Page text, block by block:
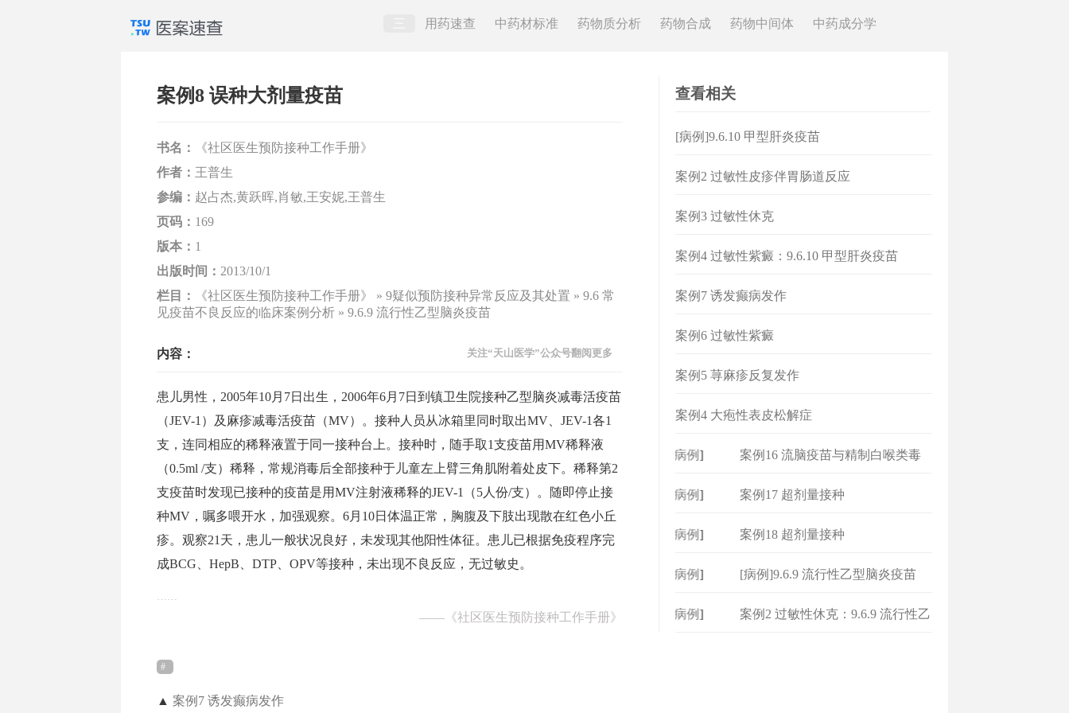
用药速查 中药材标准 药物质分析 药物合成 药物中间体 中药成分学
案例8 误种大剂量疫苗
书名：
《社区医生预防接种工作手册》
作者： 王普生
参编： 赵占杰,黄跃晖,肖敏,王安妮,王普生
页码： 169
版本： 1
出版时间： 2013/10/1
栏目：
《社区医生预防接种工作手册》 » 9疑似预防接种异常反应及其处置 » 9.6 常
见疫苗不良反应的临床案例分析 » 9.6.9 流行性乙型脑炎疫苗
内容： 关注“天山医学”公众号翻阅更多
患儿男性，2005年10月7日出生，2006年6月7日到镇卫生院接种乙型脑炎减毒活疫苗
（JEV-1）及麻疹减毒活疫苗（MV）。接种人员从冰箱里同时取出MV、JEV-1各1
支，连同相应的稀释液置于同一接种台上。接种时，随手取1支疫苗用MV稀释液
（0.5ml /支）稀释，常规消毒后全部接种于儿童左上臂三角肌附着处皮下。稀释第2
支疫苗时发现已接种的疫苗是用MV注射液稀释的JEV-1（5人份/支）。随即停止接
种MV，嘱多喂开水，加强观察。6月10日体温正常，胸腹及下肢出现散在红色小丘
疹。观察21天，患儿一般状况良好，未发现其他阳性体征。患儿已根据免疫程序完
成BCG、HepB、DTP、OPV等接种，未出现不良反应，无过敏史。
—— 《社区医生预防接种工作手册》
▲ 案例7 诱发癫病发作
查看相关
[病例]9.6.10 甲型肝炎疫苗
案例2 过敏性皮疹伴胃肠道反应
案例3 过敏性休克
案例4 过敏性紫癜：9.6.10 甲型肝炎疫苗
案例7 诱发癫病发作
案例6 过敏性紫癜
案例5 荨麻疹反复发作
案例4 大疱性表皮松解症
病例]
案例16 流脑疫苗与精制白喉类毒
病例] 案例17 超剂量接种
病例] 案例18 超剂量接种
病例] [病例]9.6.9 流行性乙型脑炎疫苗
病例]
案例2 过敏性休克：9.6.9 流行性乙